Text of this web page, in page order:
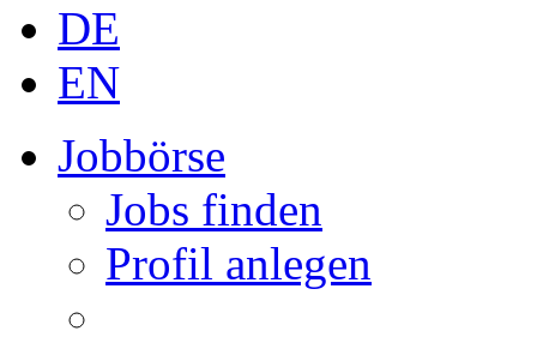
DE
EN
Jobbörse
Jobs finden
Profil anlegen